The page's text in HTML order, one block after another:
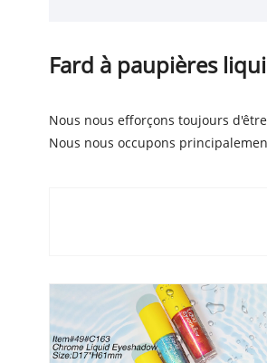
Fard à paupières
Nous nous efforçons toujours
Nous nous occupons